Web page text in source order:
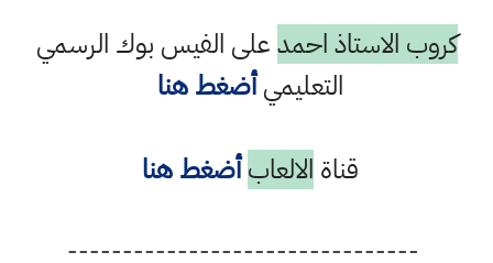
كروب الاستاذ احمدعلى الفيس بوك الرسمي
التعليميأضغط هنا
قناة الالعاب أضغط هنا
--------------------------------